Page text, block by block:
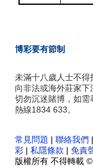
博彩要有節制
未滿十八歲人士不得
向非法或海外莊家下
切勿沉迷賭博，如需
熱線1834 633。
常見問題 | 聯絡我們 |
彩 | 私隱條款 | 免責
版權所有 不得轉載